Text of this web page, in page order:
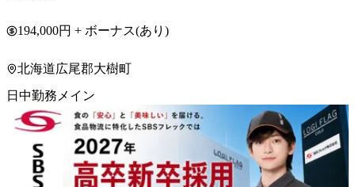
194,000円 + ボーナス(あり)
北海道広尾郡大樹町
日中勤務メイン